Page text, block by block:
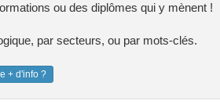
ou des diplômes qui y mènent !
par secteurs, ou par mots-clés.
+ d'info ?